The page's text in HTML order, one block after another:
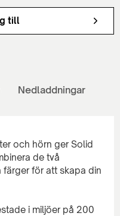
till
Nedladdningar
och hörn ger Solid
de två
för att skapa din
i miljöer på 200